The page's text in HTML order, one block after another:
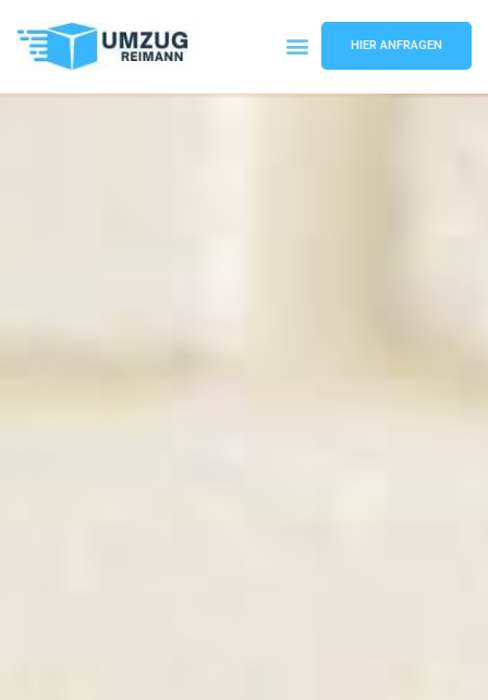
HIER ANFRAGEN